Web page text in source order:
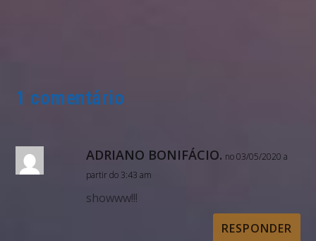
1 comentário
ADRIANO BONIFÁCIO. no 03/05/2020 a
partir do 3:43 am
showww!!!
RESPONDER